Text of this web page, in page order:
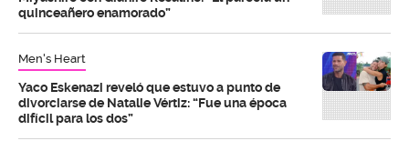
quinceañero enamorado”
Men's Heart
Yaco Eskenazi reveló que estuvo a punto de
divorciarse de Natalie Vértiz: “Fue una época
difícil para los dos”